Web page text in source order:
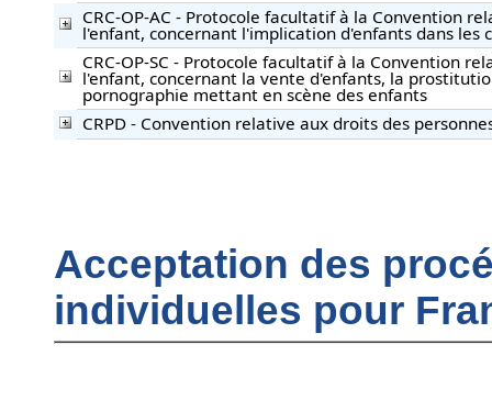
CRC-OP-AC - Protocole facultatif à la Convention
l'enfant, concernant l'implication d'enfants dans les
CRC-OP-SC - Protocole facultatif à la Convention
l'enfant, concernant la vente d'enfants, la
pornographie mettant en scène des enfants
CRPD - Convention relative aux droits des
Acceptation des
individuelles pour